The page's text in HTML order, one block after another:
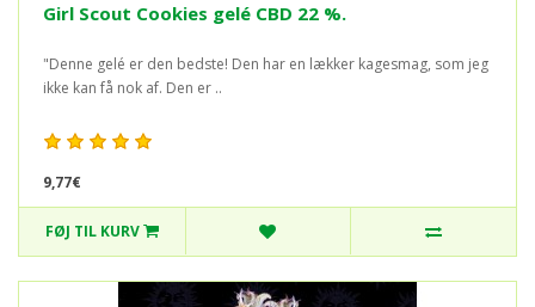
Girl Scout Cookies gelé CBD 22 %.
"Denne gelé er den bedste! Den har en lækker kagesmag, som jeg
ikke kan få nok af. Den er ..
9,77€
FØJ TIL KURV